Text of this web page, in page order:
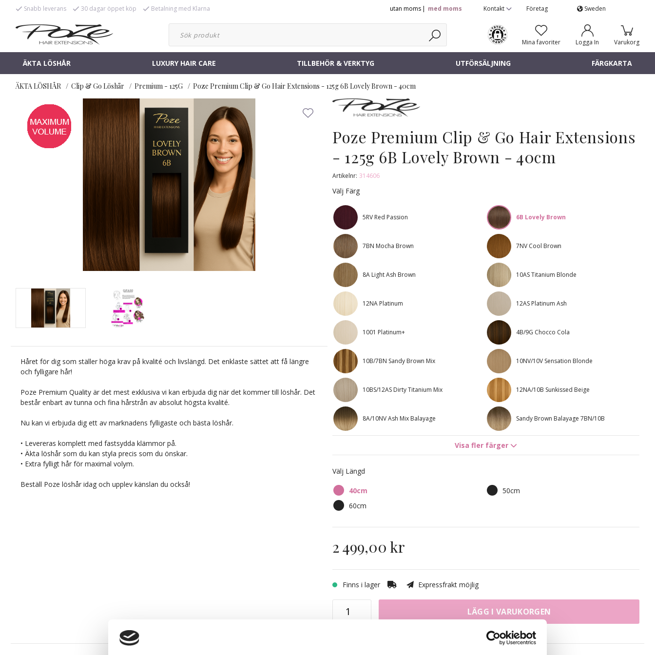
Snabb leverans 30 dagar öppet köp Betalning med Klarna utan moms med moms Kontakt Företag Sweden
Varukorg
Logga In
Mina favoriter
ÄKTA LÖSHÅR LUXURY HAIR CARE TILLBEHÖR & VERKTYG UTFÖRSÄLJNING FÄRGKARTA
ÄKTA LÖSHÅR Clip & Go Löshår Premium - 125G Poze Premium Clip & Go Hair Extensions - 125g 6B Lovely Brown - 40cm
Håret för dig som ställer höga krav på kvalité och livslängd. Det enklaste sättet att få längre
och fylligare hår!
Poze Premium Quality är det mest exklusiva vi kan erbjuda dig när det kommer till löshår. Det
består enbart av tunna och fina hårstrån av absolut högsta kvalité.
Nu kan vi erbjuda dig ett av marknadens fylligaste och bästa löshår.
• Levereras komplett med fastsydda klämmor på.
• Äkta löshår som du kan styla precis som du önskar.
• Extra fylligt hår för maximal volym.
Beställ Poze löshår idag och upplev känslan du också!
Poze Premium Clip & Go Hair Extensions
- 125g 6B Lovely Brown - 40cm
Artikelnr: 314606
Välj Färg
5RV Red Passion 6B Lovely Brown
7BN Mocha Brown 7NV Cool Brown
8A Light Ash Brown 10AS Titanium Blonde
12NA Platinum 12AS Platinum Ash
1001 Platinum+ 4B/9G Chocco Cola
10B/7BN Sandy Brown Mix 10NV/10V Sensation Blonde
10BS/12AS Dirty Titanium Mix 12NA/10B Sunkissed Beige
8A/10NV Ash Mix Balayage Sandy Brown Balayage 7BN/10B
Visa fler färger
Välj Längd
40cm
50cm
60cm
2 499,00 kr
Finns i lager Expressfrakt möjlig
LÄGG I VARUKORGEN